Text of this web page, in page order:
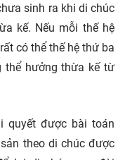
sinh ra khi di chúc
kế. Nếu mỗi thế hệ
có thể thế hệ thứ ba
thể hưởng thừa kế từ
quyết được bài toán
theo di chúc được